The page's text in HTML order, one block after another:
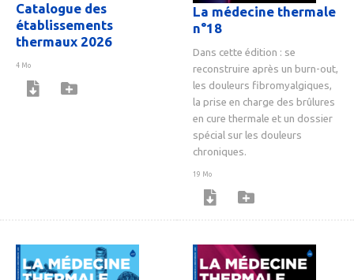
Catalogue des
établissements
thermaux 2026
4 Mo
La médecine thermale
n°18
Dans cette édition : se
reconstruire après un burn-out,
les douleurs fibromyalgiques,
la prise en charge des brûlures
en cure thermale et un dossier
spécial sur les douleurs
chroniques.
19 Mo